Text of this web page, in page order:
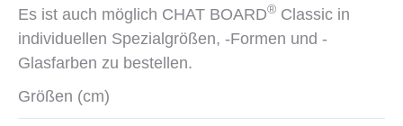
Es ist auch möglich CHAT BOARD® Classic in
individuellen Spezialgrößen, -Formen und -
Glasfarben zu bestellen.
Größen (cm)